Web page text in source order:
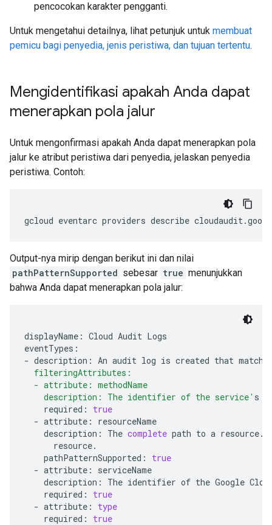
pencocokan karakter pengganti.
Untuk mengetahui detailnya, lihat petunjuk untuk membuat
pemicu bagi penyedia, jenis peristiwa, dan tujuan tertentu.
Mengidentifikasi apakah Anda dapat
menerapkan pola jalur
Untuk mengonfirmasi apakah Anda dapat menerapkan pola
jalur ke atribut peristiwa dari penyedia, jelaskan penyedia
peristiwa. Contoh:
gcloud eventarc providers describe
Output-nya mirip dengan berikut ini dan nilai
pathPatternSupported sebesar true menunjukkan
bahwa Anda dapat menerapkan pola jalur:
displayName: Cloud Audit Logs
eventTypes:
- description: An audit log is created that
  filteringAttributes:
  - attribute: methodName
    description: The identifier of the service'
s
required:
true
- attribute:
description:
The complete path to a resource.
pathPatternSupported:
true
- attribute:
description:
The identifier of the Google
required:
true
- attribute:
type
required:
true